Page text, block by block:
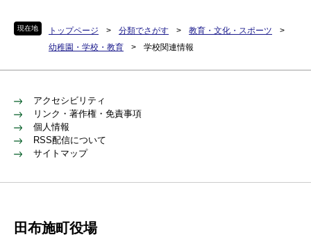
現在地 トップページ > 分類でさがす > 教育・文化・スポーツ
>
幼稚園・学校・教育
> 学校関連情報
アクセシビリティ
リンク・著作権・免責事項
個人情報
RSS配信について
サイトマップ
田布施町役場